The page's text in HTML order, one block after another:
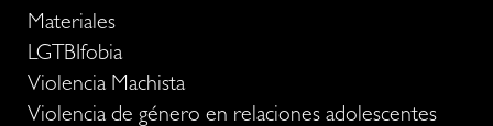
Materiales
LGTBIfobia
Violencia Machista
Violencia de género en relaciones adolescentes